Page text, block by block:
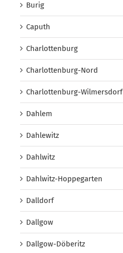
Burig
Caputh
Charlottenburg
Charlottenburg-Nord
Charlottenburg-Wilmersdorf
Dahlem
Dahlewitz
Dahlwitz
Dahlwitz-Hoppegarten
Dalldorf
Dallgow
Dallgow-Döberitz